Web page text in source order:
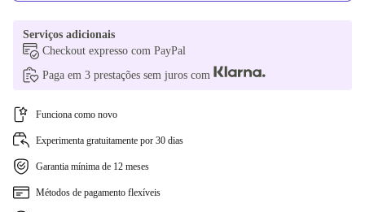
Serviços adicionais
Checkout expresso com PayPal
Paga em 3 prestações sem juros com
Funciona como novo
Experimenta gratuitamente por 30 dias
Garantia mínima de 12 meses
Métodos de pagamento flexíveis